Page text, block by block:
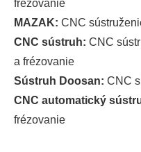
frézovanie
MAZAK: CNC
CNC sústruh: CNC
a frézovanie
Sústruh Doosan: CNC
CNC automatický
frézovanie